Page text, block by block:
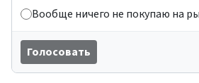
Вообще ничего не покупаю на
Голосовать